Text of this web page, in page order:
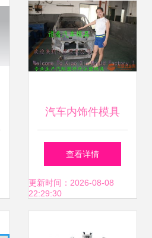
模图片大全,广州市
伯利菲模具-1-
汽车内饰件模具
2018新报价
查看详情
更新时间：2026-08-08
22:29:30